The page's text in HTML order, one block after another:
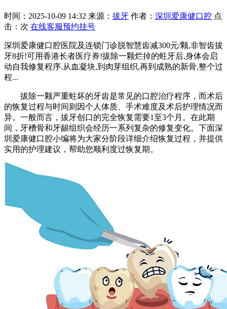
时间：2025-10-09 14:32 来源： 拔牙 作者： 深圳爱康健口腔 点
击： 次 在线客服预约挂号
深圳爱康健口腔医院及连锁门诊脱智慧齿减300元/颗,非智齿拔
牙8折!可用香港长者医疗券!拔除一颗烂掉的蛀牙后,身体会启
动自我修复程序.从血凝块,到肉芽组织,再到成熟的新骨,整个过
程...
拔除一颗严重蛀坏的牙齿是常见的口腔治疗程序，而术后
的恢复过程与时间则因个人体质、手术难度及术后护理情况而
异。一般而言，拔牙创口的完全恢复需要1至3个月。在此期
间，牙槽骨和牙龈组织会经历一系列复杂的修复变化。下面深
圳爱康健口腔小编将为大家分阶段详细介绍恢复过程，并提供
实用的护理建议，帮助您顺利度过恢复期。